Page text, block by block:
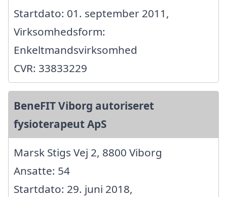
Startdato: 01. september 2011,
Virksomhedsform:
Enkeltmandsvirksomhed
CVR: 33833229
BeneFIT Viborg autoriseret
fysioterapeut ApS
Marsk Stigs Vej 2, 8800 Viborg
Ansatte: 54
Startdato: 29. juni 2018,